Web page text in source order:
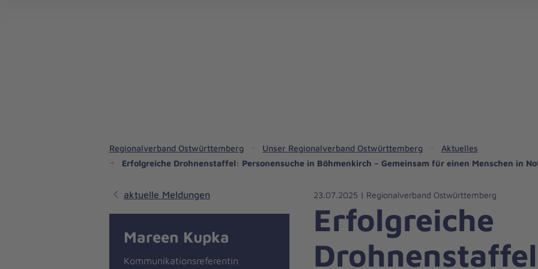
Regionalverband Ostwürttemberg Unser Regionalverband Ostwürttemberg
Aktuelles
Erfolgreiche Drohnenstaffel: Personensuche in Böhmenkirch – Gemeinsam für einen Menschen in
23.07.2025 | Regionalverband Ostwürttemberg
Erfolgreiche
aktuelle Meldungen
Mareen Kupka
Kommunikationsreferentin